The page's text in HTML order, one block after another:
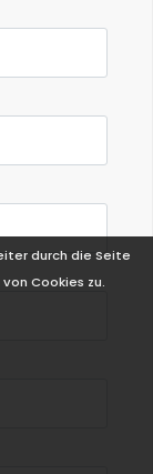
durch die Seite
Cookies zu.